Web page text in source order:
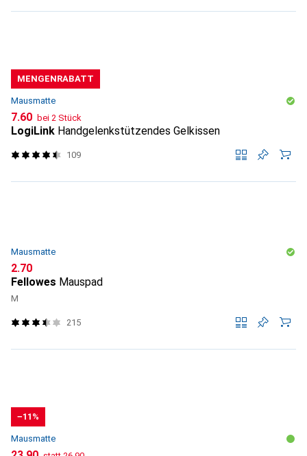
MENGENRABATT
Mausmatte
CHF
7.60 bei 2 Stück
LogiLink Handgelenkstützendes Gelkissen
109
Mausmatte
CHF
2.70
Fellowes Mauspad
M
215
−11%
Mausmatte
CHF